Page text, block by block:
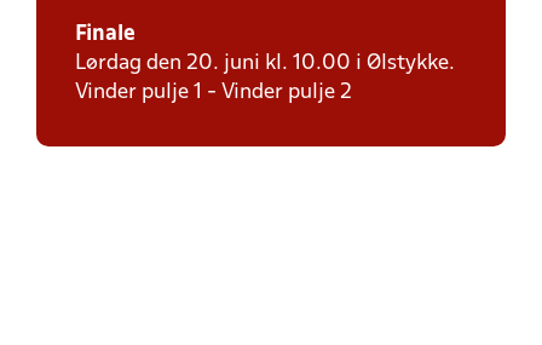
Finale
Lørdag den 20. juni kl. 10.00 i Ølstykke.
Vinder pulje 1 - Vinder pulje 2